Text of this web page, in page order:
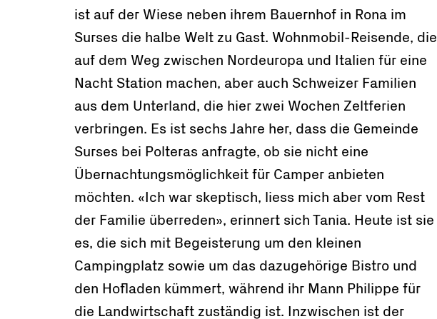
ist auf der Wiese neben ihrem Bauernhof in Rona im
Surses die halbe Welt zu Gast. Wohnmobil-Reisende, die
auf dem Weg zwischen Nordeuropa und Italien für eine
Nacht Station machen, aber auch Schweizer Familien
aus dem Unterland, die hier zwei Wochen Zeltferien
verbringen. Es ist sechs Jahre her, dass die Gemeinde
Surses bei Polteras anfragte, ob sie nicht eine
Übernachtungsmöglichkeit für Camper anbieten
möchten. «Ich war skeptisch, liess mich aber vom Rest
der Familie überreden», erinnert sich Tania. Heute ist sie
es, die sich mit Begeisterung um den kleinen
Campingplatz sowie um das dazugehörige Bistro und
den Hofladen kümmert, während ihr Mann Philippe für
die Landwirtschaft zuständig ist. Inzwischen ist der